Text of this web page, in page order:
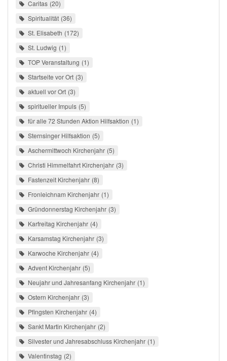
Caritas 20
Spiritualität 36
St. Elisabeth 172
St. Ludwig 1
TOP Veranstaltung 1
Startseite vor Ort 3
aktuell vor Ort 3
spiritueller Impuls 5
für alle 72 Stunden Aktion Hilfsaktion 1
Sternsinger Hilfsaktion 5
Aschermittwoch Kirchenjahr 5
Christi Himmelfahrt Kirchenjahr 3
Fastenzeit Kirchenjahr 8
Fronleichnam Kirchenjahr 1
Gründonnerstag Kirchenjahr 3
Karfreitag Kirchenjahr 4
Karsamstag Kirchenjahr 3
Karwoche Kirchenjahr 4
Advent Kirchenjahr 5
Neujahr und Jahresanfang Kirchenjahr 1
Ostern Kirchenjahr 3
Pfingsten Kirchenjahr 4
Sankt Martin Kirchenjahr 2
Silvester und Jahresabschluss Kirchenjahr 1
Valentinstag 2